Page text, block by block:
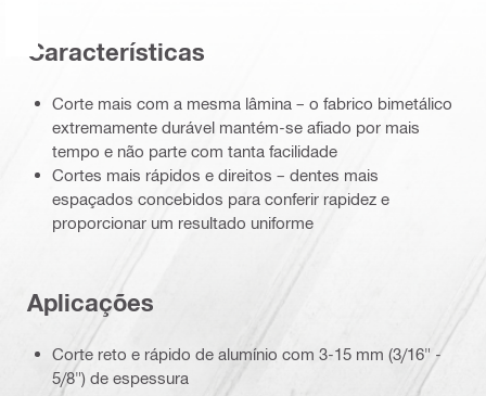
Características
Corte mais com a mesma lâmina – o fabrico bimetálico
extremamente durável mantém-se afiado por mais
tempo e não parte com tanta facilidade
Cortes mais rápidos e direitos – dentes mais
espaçados concebidos para conferir rapidez e
proporcionar um resultado uniforme
Aplicações
Corte reto e rápido de alumínio com 3-15 mm (3/16" -
5/8") de espessura